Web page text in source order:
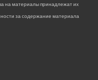
на материалы принадлежат их
за содержание материала